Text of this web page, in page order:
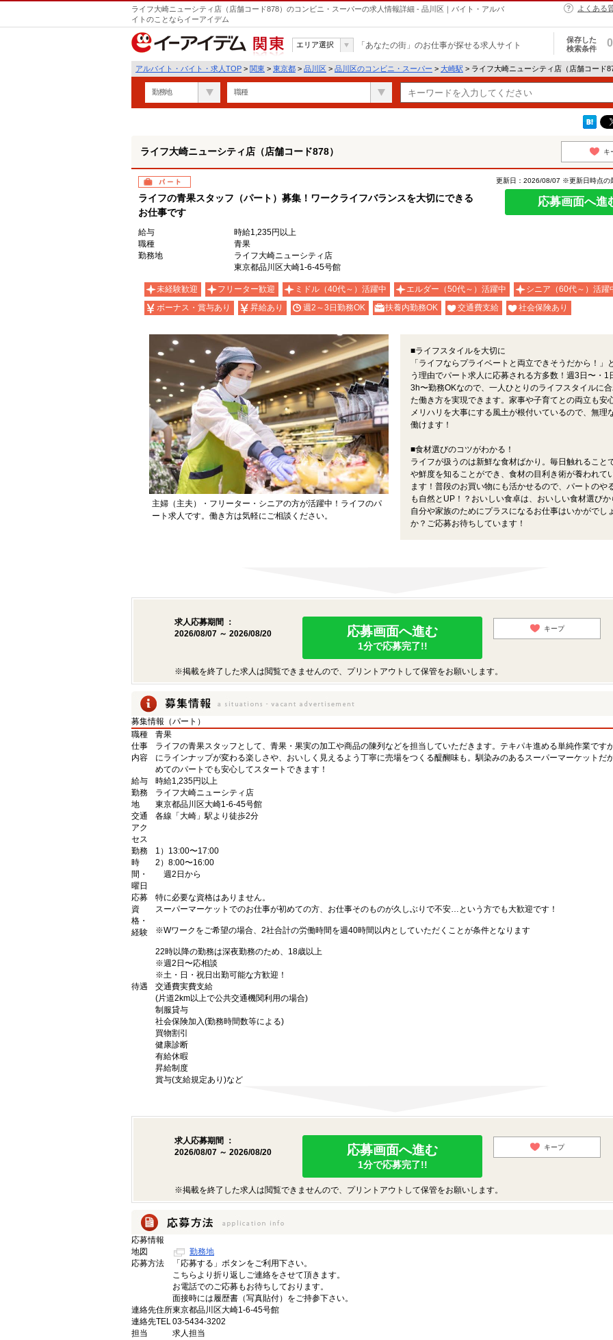
ライフ大崎ニューシティ店（店舗コード878）のコンビニ・スーパーの求人情報詳細 - 品川区｜バイト・アルバ
イトのことならイーアイデム
よくある
関東
エリア選択 「あなたの街」のお仕事が探せる求人サイト
保存した
検索条件
0
アルバイト・バイト・求人TOP > 関東 > 東京都 > 品川区 > 品川区のコンビニ・スーパー > 大崎駅 > ライフ大崎ニューシティ店（店舗コード
勤務地 職種
ライフ大崎ニューシティ店（店舗コード878） キ
パート
ライフの青果スタッフ（パート）募集！ワークライフバランスを大切にできる
お仕事です
更新日：2026/08/07 ※更新日時点の
応募画面へ進
給与
時給1,235円以上
職種
青果
勤務地
ライフ大崎ニューシティ店
東京都品川区大崎1-6-45号館
未経験歓迎 フリーター歓迎 ミドル（40代～）活躍中 エルダー（50代～）活躍中
シニア（60代～）活躍
ボーナス・賞与あり
昇給あり 週2～3日勤務OK 扶養内勤務OK 交通費支給 社会保険あり
主婦（主夫）・フリーター・シニアの方が活躍中！ライフのパ
ート求人です。働き方は気軽にご相談ください。
■ライフスタイルを大切に
「ライフならプライベートと両立できそうだから！」
う理由でパート求人に応募される方多数！週3日〜・1
3h〜勤務OKなので、一人ひとりのライフスタイルに
た働き方を実現できます。家事や子育てとの両立も安
メリハリを大事にする風土が根付いているので、無理
働けます！
■食材選びのコツがわかる！
ライフが扱うのは新鮮な食材ばかり。毎日触れること
や鮮度を知ることができ、食材の目利き術が養われて
ます！普段のお買い物にも活かせるので、パートのや
も自然とUP！？おいしい食卓は、おいしい食材選びか
自分や家族のためにプラスになるお仕事はいかがでし
か？ご応募お待ちしています！
求人応募期間 ：
2026/08/07 ～ 2026/08/20
応募画面へ進む
1分で応募完了!!
キープ
※掲載を終了した求人は閲覧できませんので、プリントアウトして保管をお願いします。
募集情報（パート）
職種
青果
仕事
内容
ライフの青果スタッフとして、青果・果実の加工や商品の陳列などを担当していただきます。テキパキ進める単純作業です
にラインナップが変わる楽しさや、おいしく見えるよう丁寧に売場をつくる醍醐味も。馴染みのあるスーパーマーケットだ
めてのパートでも安心してスタートできます！
給与
時給1,235円以上
勤務
地
ライフ大崎ニューシティ店
東京都品川区大崎1-6-45号館
交通
アク
セス
各線「大崎」駅より徒歩2分
勤務
時
間・
曜日
1）13:00〜17:00
2）8:00〜16:00
週2日から
応募
資
格・
経験
特に必要な資格はありません。
スーパーマーケットでのお仕事が初めての方、お仕事そのものが久しぶりで不安…という方でも大歓迎です！
※Wワークをご希望の場合、2社合計の労働時間を週40時間以内としていただくことが条件となります
22時以降の勤務は深夜勤務のため、18歳以上
※週2日〜応相談
※土・日・祝日出勤可能な方歓迎！
待遇
交通費実費支給
(片道2km以上で公共交通機関利用の場合)
制服貸与
社会保険加入(勤務時間数等による)
買物割引
健康診断
有給休暇
昇給制度
賞与(支給規定あり)など
求人応募期間 ：
2026/08/07 ～ 2026/08/20
応募画面へ進む
1分で応募完了!!
キープ
※掲載を終了した求人は閲覧できませんので、プリントアウトして保管をお願いします。
応募情報
地図
勤務地
応募方法
「応募する」ボタンをご利用下さい。
こちらより折り返しご連絡をさせて頂きます。
お電話でのご応募もお待ちしております。
面接時には履歴書（写真貼付）をご持参下さい。
連絡先住所東京都品川区大崎1-6-45号館
連絡先TEL03-5434-3202
担当
求人担当